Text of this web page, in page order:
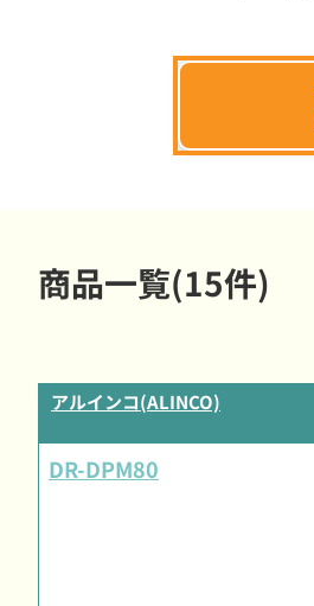
商品一覧(15件)
アルインコ(ALINCO)
DR-DPM80